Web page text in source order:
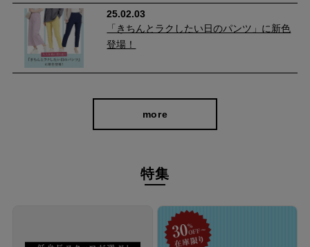
25.02.03
「きちんとラクしたい日のパンツ」に新色
登場！
more
特集